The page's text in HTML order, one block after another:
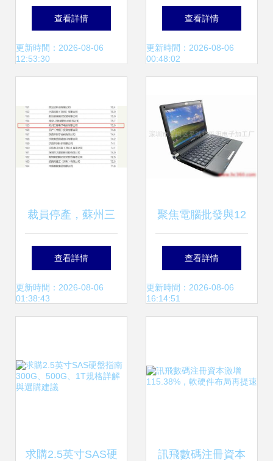
與管理系統設計與
實現 —— 基于
術
查看詳情
更新時間：2026-08-06
12:53:30
廠車間生產計劃管
理系統 軟硬件架構
查看詳情
更新時間：2026-08-06
00:48:02
裁員停產，蘇州三
星電腦工廠生變 計
算機軟硬件產業轉
查看詳情
更新時間：2026-08-06
01:38:43
聚焦電腦批發與12
寸筆記本電腦 生產
工廠視角下的價格
查看詳情
更新時間：2026-08-06
16:14:51
求購2.5英寸SAS硬 訊飛數碼注冊資本